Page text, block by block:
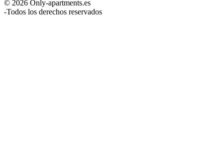
© 2026 Only-apartments.es
-Todos los derechos reservados